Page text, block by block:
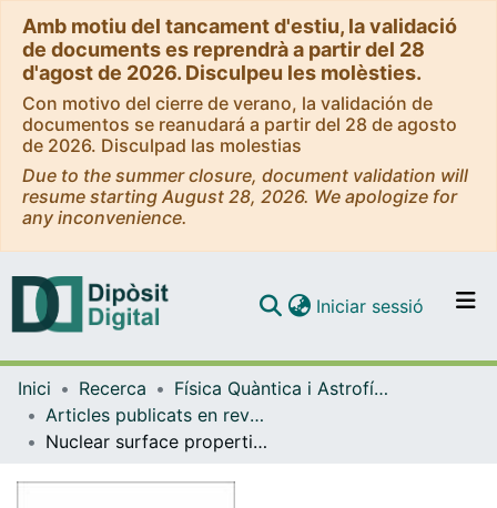
Amb motiu del tancament d'estiu, la validació
de documents es reprendrà a partir del 28
d'agost de 2026. Disculpeu les molèsties.
Con motivo del cierre de verano, la validación de
documentos se reanudará a partir del 28 de agosto
de 2026. Disculpad las molestias
Due to the summer closure, document validation will
resume starting August 28, 2026. We apologize for
any inconvenience.
Navega per tot el DD
Com publicar
Contacte
Iniciar sessió (current)
Inici Recerca
Física Quàntica i Astrofísica
Articles publicats en revistes (Física Quàntica i Astrofísica)
Nuclear surface properties in relativistic effective field theory